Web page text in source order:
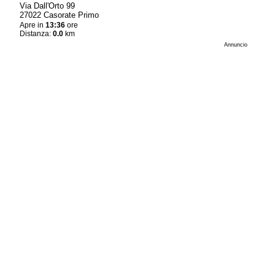
Via Dall'Orto 99
27022 Casorate Primo
Apre in13:36 ore
Distanza:0.0 km
Annuncio